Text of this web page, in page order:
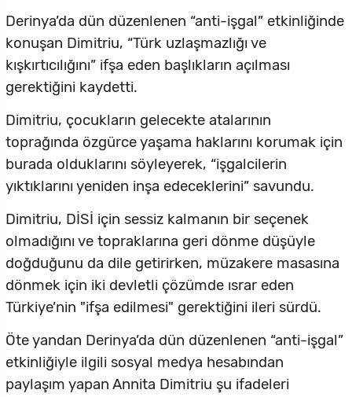
Derinya’da dün düzenlenen “anti-işgal” etkinliğinde
konuşan Dimitriu, “Türk uzlaşmazlığı ve
kışkırtıcılığını” ifşa eden başlıkların açılması
gerektiğini kaydetti.
Dimitriu, çocukların gelecekte atalarının
toprağında özgürce yaşama haklarını korumak için
burada olduklarını söyleyerek, “işgalcilerin
yıktıklarını yeniden inşa edeceklerini” savundu.
Dimitriu, DİSİ için sessiz kalmanın bir seçenek
olmadığını ve topraklarına geri dönme düşüyle
doğduğunu da dile getirirken, müzakere masasına
dönmek için iki devletli çözümde ısrar eden
Türkiye’nin "ifşa edilmesi" gerektiğini ileri sürdü.
Öte yandan Derinya’da dün düzenlenen “anti-işgal”
etkinliğiyle ilgili sosyal medya hesabından
paylaşım yapan Annita Dimitriu şu ifadeleri